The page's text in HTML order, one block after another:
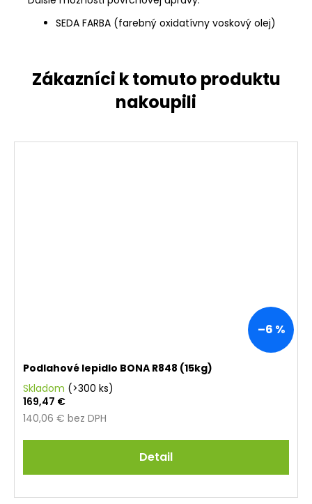
SEDA FARBA (farebný oxidatívny voskový olej)
–6 %
Podlahové lepidlo BONA R848 (15kg)
Skladom (>300 ks)
140,06 € bez DPH
169,47 €
Detail